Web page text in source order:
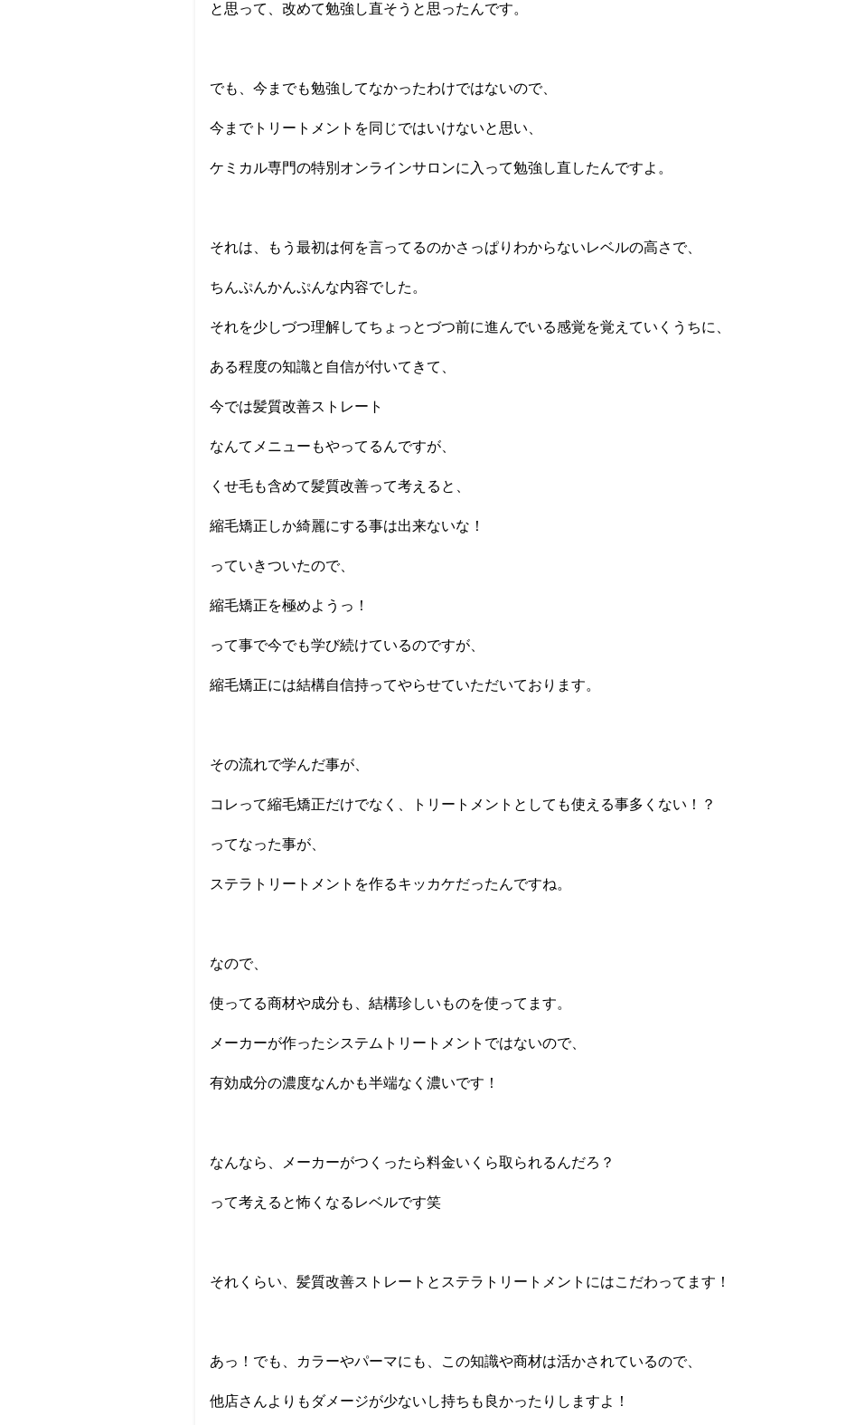
と思って、改めて勉強し直そうと思ったんです。
でも、今までも勉強してなかったわけではないので、
今までトリートメントを同じではいけないと思い、
ケミカル専門の特別オンラインサロンに入って勉強し直したんですよ。
それは、もう最初は何を言ってるのかさっぱりわからないレベルの高さで、
ちんぷんかんぷんな内容でした。
それを少しづつ理解してちょっとづつ前に進んでいる感覚を覚えていくうちに、
ある程度の知識と自信が付いてきて、
今では髪質改善ストレート
なんてメニューもやってるんですが、
くせ毛も含めて髪質改善って考えると、
縮毛矯正しか綺麗にする事は出来ないな！
っていきついたので、
縮毛矯正を極めようっ！
って事で今でも学び続けているのですが、
縮毛矯正には結構自信持ってやらせていただいております。
その流れで学んだ事が、
コレって縮毛矯正だけでなく、トリートメントとしても使える事多くない！？
ってなった事が、
ステラトリートメントを作るキッカケだったんですね。
なので、
使ってる商材や成分も、結構珍しいものを使ってます。
メーカーが作ったシステムトリートメントではないので、
有効成分の濃度なんかも半端なく濃いです！
なんなら、メーカーがつくったら料金いくら取られるんだろ？
って考えると怖くなるレベルです笑
それくらい、髪質改善ストレートとステラトリートメントにはこだわってます！
あっ！でも、カラーやパーマにも、この知識や商材は活かされているので、
他店さんよりもダメージが少ないし持ちも良かったりしますよ！